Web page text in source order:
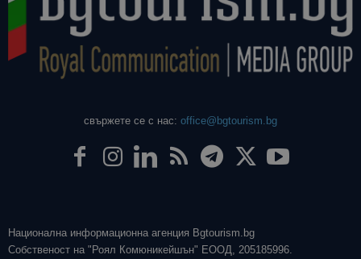
свържете се с нас: office@bgtourism.bg
Национална информационна агенция Bgtourism.bg
Собственост на "Роял Комюникейшън" ЕООД, 205185996.